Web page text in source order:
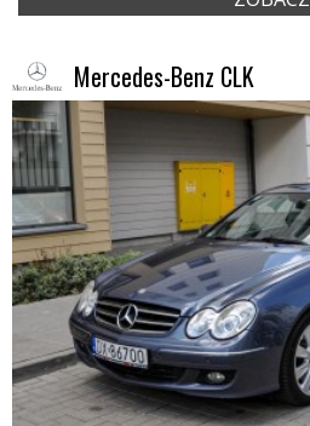
Mercedes-Benz CLK